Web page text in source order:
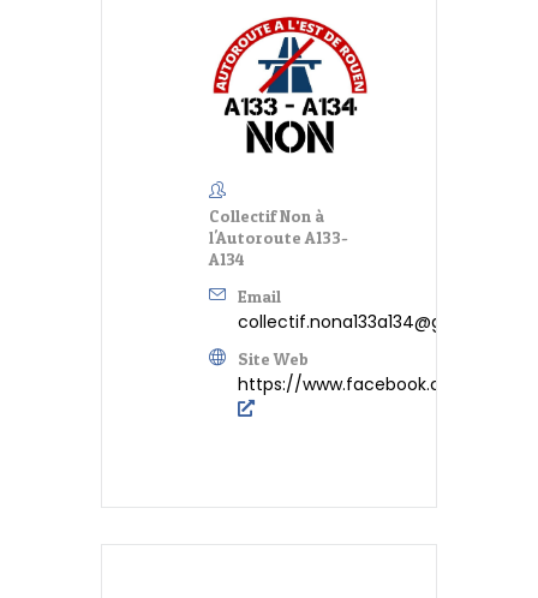
Collectif Non à
l'Autoroute A133-
A134
Email
collectif.nona133a134@gmail.com
Site Web
https://www.facebook.com/